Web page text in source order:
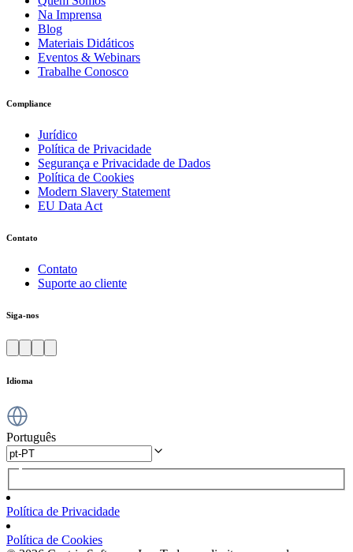
Na Imprensa
Blog
Materiais Didáticos
Eventos & Webinars
Trabalhe Conosco
Compliance
Jurídico
Política de Privacidade
Segurança e Privacidade de Dados
Política de Cookies
Modern Slavery Statement
EU Data Act
Contato
Contato
Suporte ao cliente
Siga-nos
Idioma
Português
Política de Privacidade
Política de Cookies